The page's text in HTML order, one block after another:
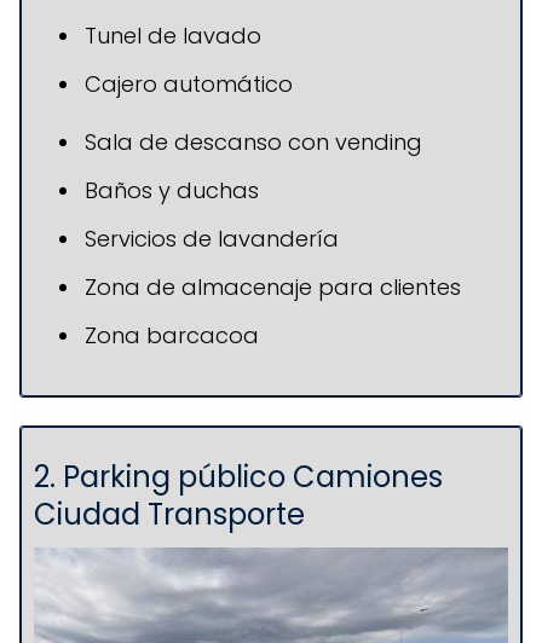
Tunel de lavado
Cajero automático
Sala de descanso con vending
Baños y duchas
Servicios de lavandería
Zona de almacenaje para clientes
Zona barcacoa
2. Parking público Camiones
Ciudad Transporte